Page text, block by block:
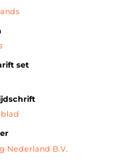
set
Nederland B.V.